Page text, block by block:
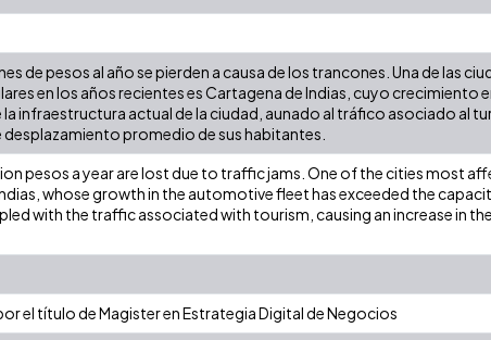
de pesos al año se pierden a causa de los trancones. Una de las
en los años recientes es Cartagena de Indias, cuyo crecimiento
infraestructura actual de la ciudad, aunado al tráfico asociado al
promedio de sus habitantes.
pesos a year are lost due to traffic jams. One of the cities most
whose growth in the automotive fleet has exceeded the
with the traffic associated with tourism, causing an increase in
el título de Magister en Estrategia Digital de Negocios